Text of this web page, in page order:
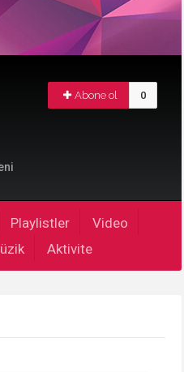
Abone ol 0
Playlistler
Video
Aktivite